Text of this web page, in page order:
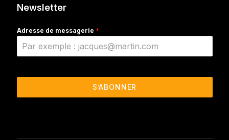
Newsletter
Adresse de messagerie *
S’ABONNER